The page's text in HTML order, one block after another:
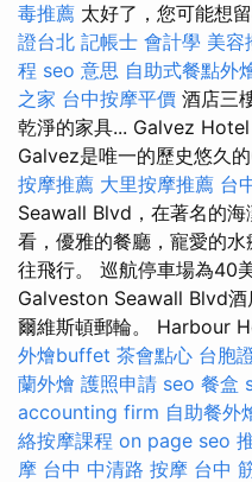
毒推薦 太好了，您可能想
證台北 記帳士 會計學 美容
程 seo 意思 自助式餐點外
之家 台中按摩平價 酒店三
乾淨的家具... Galvez Hotel
Galvez是唯一的歷史悠久
按摩推薦 大里按摩推薦 台
Seawall Blvd，在著名的
看，優雅的餐廳，寵愛的
往飛行。 巡航停車場為40
Galveston Seawall Blvd酒
爾維斯頓郵輪。 Harbour
外燴buffet 茶會點心 台胞
蘭外燴 護照申請 seo 餐盒
accounting firm 自助餐外
絡按摩課程 on page seo
摩 台中 中清路 按摩 台中